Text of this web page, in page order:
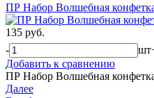
ПР Набор Волшебная
135 руб.
-
шт
Добавить к сравнению
ПР Набор Волшебная
Далее